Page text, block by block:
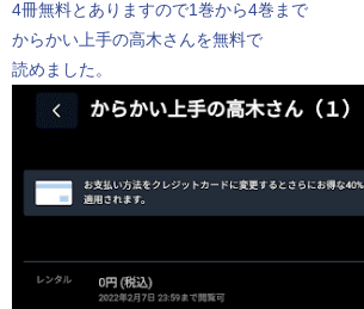
4冊無料とありますので1巻から4巻まで
からかい上手の高木さんを無料で
読めました。